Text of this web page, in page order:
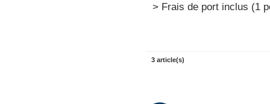
> Frais de port inclus (1
3 article(s)